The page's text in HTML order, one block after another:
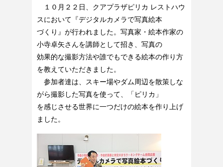
１０月２２日、クアプラザピリカ レストハウ
スにおいて『デジタルカメラで写真絵本
づくり』が行われました。写真家・絵本作家の
小寺卓矢さんを講師として招き、写真の
効果的な撮影方法や誰でもできる絵本の作り方
を教えていただきました。
参加者達は、スキー場やダム周辺を散策しな
がら撮影した写真を使って、「ピリカ」
を感じさせる世界に一つだけの絵本を作り上げ
ました。